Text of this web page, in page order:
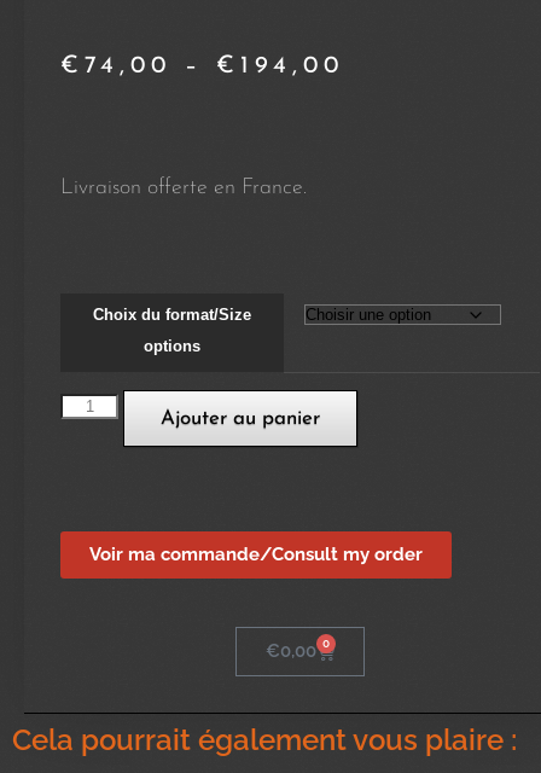
€ 74,00 – € 194,00
Livraison offerte en France.
Choix du format/Size
options
Ajouter au panier
Voir ma commande/Consult my order
€0,00 0
Cela pourrait également vous plaire :